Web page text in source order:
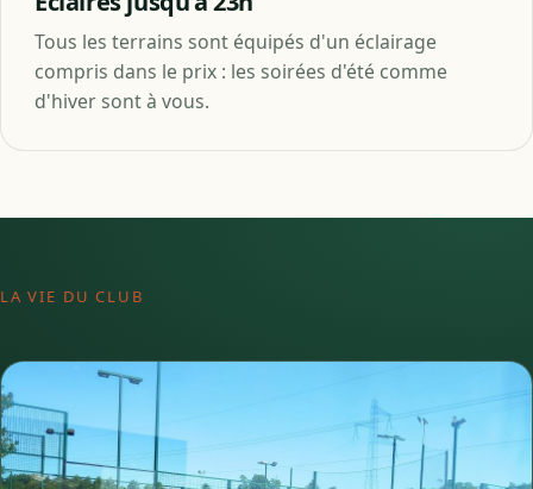
Tous les terrains sont équipés d'un éclairage
compris dans le prix : les soirées d'été comme
d'hiver sont à vous.
LA VIE DU CLUB